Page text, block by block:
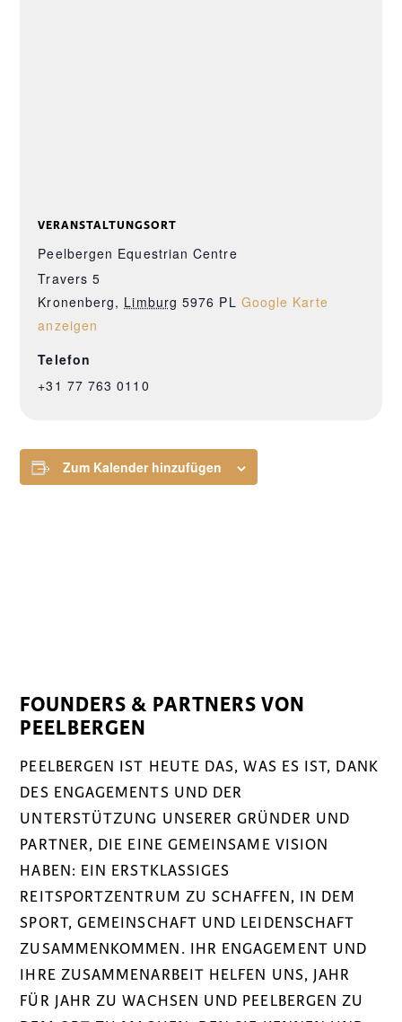
VERANSTALTUNGSORT
Peelbergen Equestrian Centre
Travers 5
Kronenberg, Limburg 5976 PL Google Karte
anzeigen
Telefon
+31 77 763 0110
Zum Kalender hinzufügen
FOUNDERS & PARTNERS VON
PEELBERGEN
PEELBERGEN IST HEUTE DAS, WAS ES IST, DANK
DES ENGAGEMENTS UND DER
UNTERSTÜTZUNG UNSERER GRÜNDER UND
PARTNER, DIE EINE GEMEINSAME VISION
HABEN: EIN ERSTKLASSIGES
REITSPORTZENTRUM ZU SCHAFFEN, IN DEM
SPORT, GEMEINSCHAFT UND LEIDENSCHAFT
ZUSAMMENKOMMEN. IHR ENGAGEMENT UND
IHRE ZUSAMMENARBEIT HELFEN UNS, JAHR
FÜR JAHR ZU WACHSEN UND PEELBERGEN ZU